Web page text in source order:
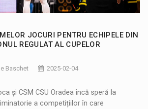
JOCURI PENTRU ECHIPELE DIN
REGULAT AL CUPELOR
Baschet 2025-02-04
și CSM CSU Oradea încă speră la
a competițiilor în care